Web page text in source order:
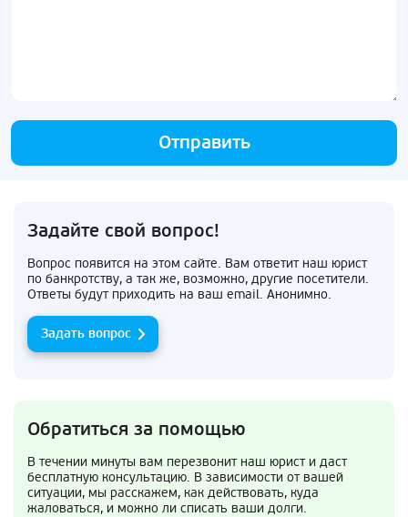
Отправить
Задайте свой вопрос!
Вопрос появится на этом сайте. Вам ответит наш юрист
по банкротству, а так же, возможно, другие посетители.
Ответы будут приходить на ваш email. Анонимно.
Задать вопрос
Обратиться за помощью
В течении минуты вам перезвонит наш юрист и даст
бесплатную консультацию. В зависимости от вашей
ситуации, мы расскажем, как действовать, куда
жаловаться, и можно ли списать ваши долги.